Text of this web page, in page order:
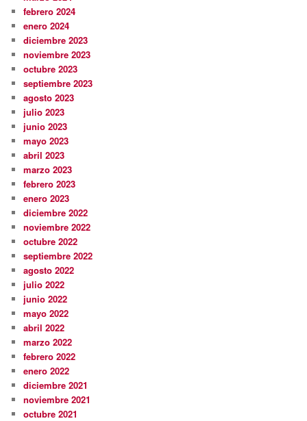
febrero 2024
enero 2024
diciembre 2023
noviembre 2023
octubre 2023
septiembre 2023
agosto 2023
julio 2023
junio 2023
mayo 2023
abril 2023
marzo 2023
febrero 2023
enero 2023
diciembre 2022
noviembre 2022
octubre 2022
septiembre 2022
agosto 2022
julio 2022
junio 2022
mayo 2022
abril 2022
marzo 2022
febrero 2022
enero 2022
diciembre 2021
noviembre 2021
octubre 2021